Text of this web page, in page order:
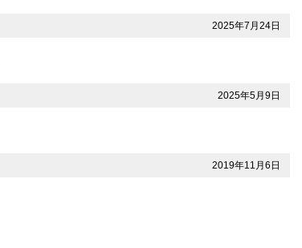
2025年7月24日
2025年5月9日
2019年11月6日